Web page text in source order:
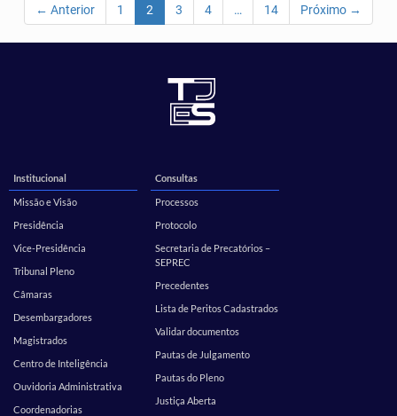
← Anterior 1 2 3 4 … 14 Próximo →
Institucional
Missão e Visão
Presidência
Vice-Presidência
Tribunal Pleno
Câmaras
Desembargadores
Magistrados
Centro de Inteligência
Ouvidoria Administrativa
Coordenadorias
Consultas
Processos
Protocolo
Secretaria de Precatórios –
SEPREC
Precedentes
Lista de Peritos Cadastrados
Validar documentos
Pautas de Julgamento
Pautas do Pleno
Justiça Aberta